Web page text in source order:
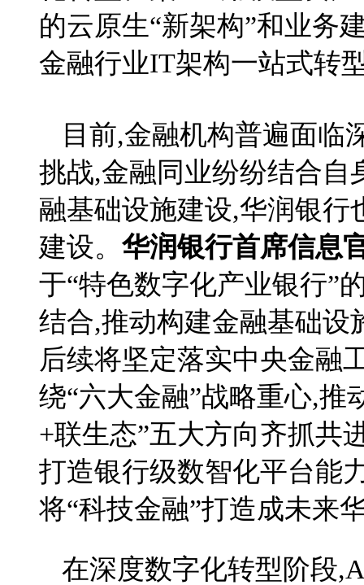
的云原生“新架构”和业务
金融行业IT架构一站式转
目前,金融机构普遍面临
挑战,金融同业纷纷结合自
融基础设施建设,华润银行
建设。 华润银行首席信息
于“特色数字化产业银行”
结合,推动构建金融基础设
后续将坚定落实中央金融
绕“六大金融”战略重心,推
+联生态”五大方向齐抓共
打造银行级数智化平台能
将“科技金融”打造成未来
在深度数字化转型阶段